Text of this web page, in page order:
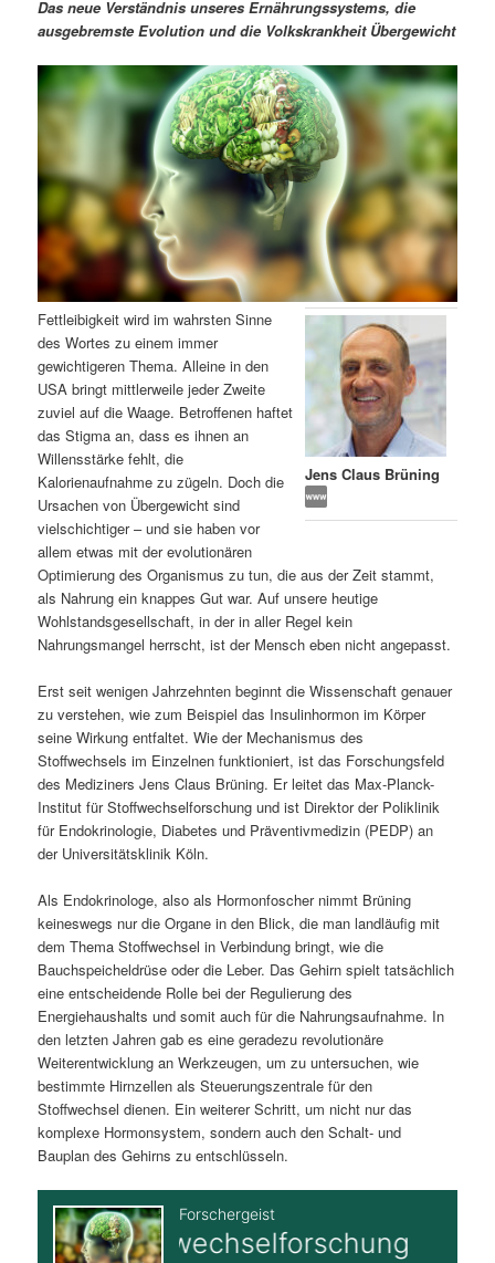
r
n
I
n
a
l
t
s
p
r
n
g
e
n
d
r
e
n
n
h
a
l
t
s
r
i
n
g
e
n
n
a
i
g
i
o
n
Das neue Verständnis unseres Ernährungssystems, die
ausgebremste Evolution und die Volkskrankheit Übergewicht
Jens Claus Brüning
Fettleibigkeit wird im wahrsten Sinne
des Wortes zu einem immer
gewichtigeren Thema. Alleine in den
USA bringt mittlerweile jeder Zweite
zuviel auf die Waage. Betroffenen haftet
das Stigma an, dass es ihnen an
Willensstärke fehlt, die
Kalorienaufnahme zu zügeln. Doch die
Ursachen von Übergewicht sind
vielschichtiger – und sie haben vor
allem etwas mit der evolutionären
Optimierung des Organismus zu tun, die aus der Zeit stammt,
als Nahrung ein knappes Gut war. Auf unsere heutige
Wohlstandsgesellschaft, in der in aller Regel kein
Nahrungsmangel herrscht, ist der Mensch eben nicht angepasst.
Erst seit wenigen Jahrzehnten beginnt die Wissenschaft genauer
zu verstehen, wie zum Beispiel das Insulinhormon im Körper
seine Wirkung entfaltet. Wie der Mechanismus des
Stoffwechsels im Einzelnen funktioniert, ist das Forschungsfeld
des Mediziners Jens Claus Brüning. Er leitet das Max-Planck-
Institut für Stoffwechselforschung und ist Direktor der Poliklinik
für Endokrinologie, Diabetes und Präventivmedizin (PEDP) an
der Universitätsklinik Köln.
Als Endokrinologe, also als Hormonfoscher nimmt Brüning
keineswegs nur die Organe in den Blick, die man landläufig mit
dem Thema Stoffwechsel in Verbindung bringt, wie die
Bauchspeicheldrüse oder die Leber. Das Gehirn spielt tatsächlich
eine entscheidende Rolle bei der Regulierung des
Energiehaushalts und somit auch für die Nahrungsaufnahme. In
den letzten Jahren gab es eine geradezu revolutionäre
Weiterentwicklung an Werkzeugen, um zu untersuchen, wie
bestimmte Hirnzellen als Steuerungszentrale für den
Stoffwechsel dienen. Ein weiterer Schritt, um nicht nur das
komplexe Hormonsystem, sondern auch den Schalt- und
Bauplan des Gehirns zu entschlüsseln.